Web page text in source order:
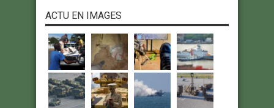
ACTU EN IMAGES